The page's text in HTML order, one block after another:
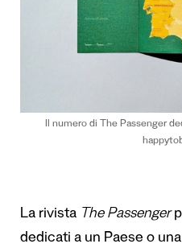
Il numero di The Passenger
La rivista The Passenger
dedicati a un Paese o